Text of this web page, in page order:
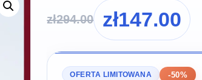
zł294.00 zł147.00
OFERTA LIMITOWANA -50%